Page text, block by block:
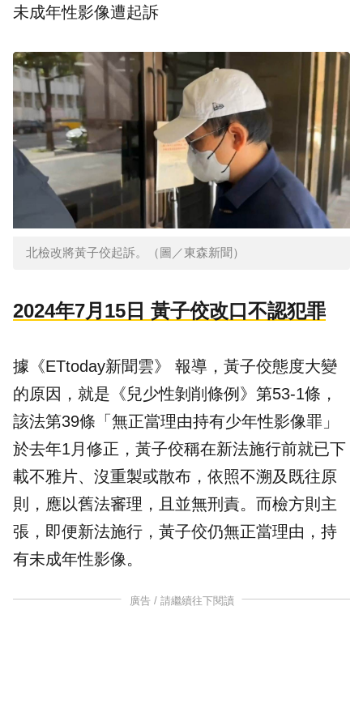
未成年性影像遭起訴
北檢改將黃子佼起訴。（圖／東森新聞）
2024年7月15日 黃子佼改口不認犯罪
據《ETtoday新聞雲》 報導，黃子佼態度大變
的原因，就是《兒少性剝削條例》第53-1條，
該法第39條「無正當理由持有少年性影像罪」
於去年1月修正，黃子佼稱在新法施行前就已下
載不雅片、沒重製或散布，依照不溯及既往原
則，應以舊法審理，且並無刑責。而檢方則主
張，即便新法施行，黃子佼仍無正當理由，持
有未成年性影像。
廣告 / 請繼續往下閱讀